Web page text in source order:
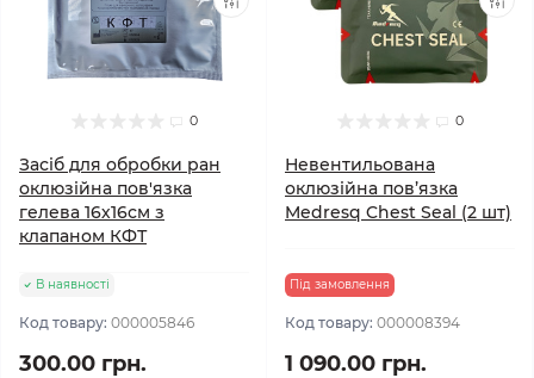
0
Засіб для обробки ран
оклюзійна пов'язка
гелева 16х16см з
клапаном КФТ
В наявності
Код товару: 000005846
300.00 грн.
0
Невентильована
оклюзійна пов’язка
Medresq Chest Seal (2 шт)
Під замовлення
Код товару: 000008394
1 090.00 грн.